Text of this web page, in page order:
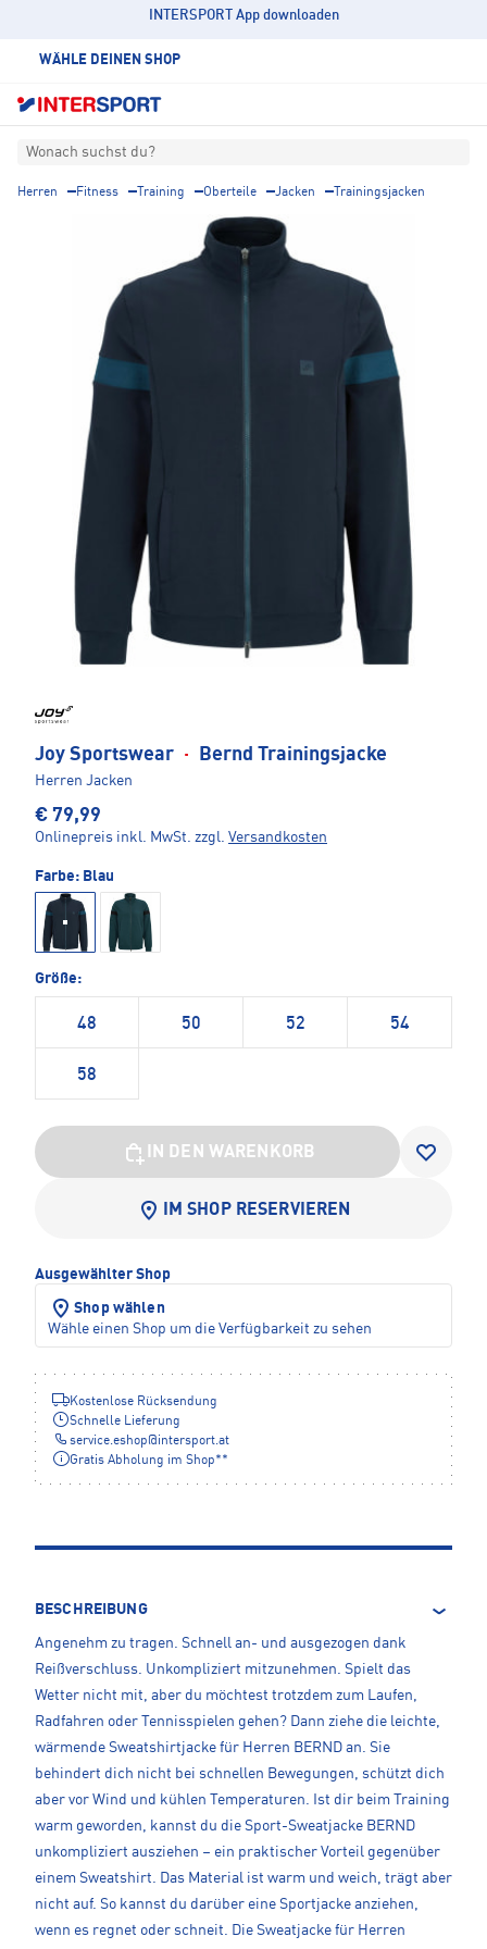
INTERSPORT App downloaden
WÄHLE DEINEN SHOP
Wonach suchst du?
Herren Fitness Training Oberteile Jacken Trainingsjacken
Joy Sportswear · Bernd Trainingsjacke
Herren Jacken
€ 79,99
Onlinepreis inkl. MwSt. zzgl. Versandkosten
Farbe: Blau
Größe:
48 50 52 54
58
IN DEN WARENKORB
IM SHOP RESERVIEREN
Ausgewählter Shop
Shop wählen
Wähle einen Shop um die Verfügbarkeit zu sehen
Kostenlose Rücksendung
Schnelle Lieferung
service.eshop@intersport.at
Gratis Abholung im Shop**
BESCHREIBUNG
Angenehm zu tragen. Schnell an- und ausgezogen dank
Reißverschluss. Unkompliziert mitzunehmen. Spielt das
Wetter nicht mit, aber du möchtest trotzdem zum Laufen,
Radfahren oder Tennisspielen gehen? Dann ziehe die leichte,
wärmende Sweatshirtjacke für Herren BERND an. Sie
behindert dich nicht bei schnellen Bewegungen, schützt dich
aber vor Wind und kühlen Temperaturen. Ist dir beim Training
warm geworden, kannst du die Sport-Sweatjacke BERND
unkompliziert ausziehen – ein praktischer Vorteil gegenüber
einem Sweatshirt. Das Material ist warm und weich, trägt aber
nicht auf. So kannst du darüber eine Sportjacke anziehen,
wenn es regnet oder schneit. Die Sweatjacke für Herren